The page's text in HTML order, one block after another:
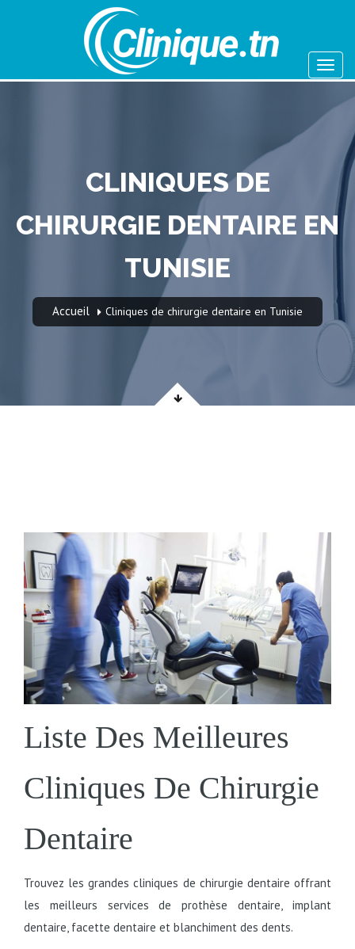
CLINIQUES DE
CHIRURGIE DENTAIRE EN
TUNISIE
Accueil Cliniques de chirurgie dentaire en Tunisie
Liste Des Meilleures
Cliniques De Chirurgie
Dentaire
Trouvez les grandes cliniques de chirurgie dentaire offrant
les meilleurs services de prothèse dentaire, implant
dentaire, facette dentaire et blanchiment des dents.